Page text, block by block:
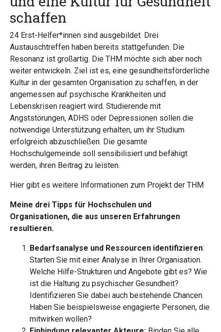
schaffen
24 Erst-Helfer*innen sind ausgebildet. Drei
Austauschtreffen haben bereits stattgefunden. Die
Resonanz ist großartig. Die THM möchte sich aber noch
weiter entwickeln. Ziel ist es, eine gesundheitsförderliche
Kultur in der gesamten Organisation zu schaffen, in der
angemessen auf psychische Krankheiten und
Lebenskrisen reagiert wird. Studierende mit
Angststörungen, ADHS oder Depressionen sollen die
notwendige Unterstützung erhalten, um ihr Studium
erfolgreich abzuschließen. Die gesamte
Hochschulgemeinde soll sensibilisiert und befähigt
werden, ihren Beitrag zu leisten.
Hier gibt es weitere Informationen zum Projekt der THM
Meine drei Tipps für Hochschulen und
Organisationen, die aus unseren Erfahrungen
resultieren.
Bedarfsanalyse und Ressourcen identifizieren:
Starten Sie mit einer Analyse in Ihrer Organisation.
Welche Hilfe-Strukturen und Angebote gibt es? Wie
ist die Haltung zu psychischer Gesundheit?
Identifizieren Sie dabei auch bestehende Chancen.
Haben Sie beispielsweise engagierte Personen, die
mitwirken wollen?